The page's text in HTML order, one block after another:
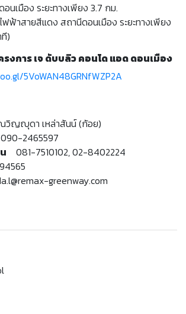
นเมือง ระยะทางเพียง 3.7 กม.
ฟฟ้าสายสีแดง สถานีดอนเมือง ระยะทางเพียง
)
รงการ เจ ดับบลิว คอนโด แอด ดอนเมือง
5VoWAN48GRNfWZP2A
ญญุดา เหล่าสันน์ (ก้อย)
2465597
081-7510102, 02-8402224
greenway.com